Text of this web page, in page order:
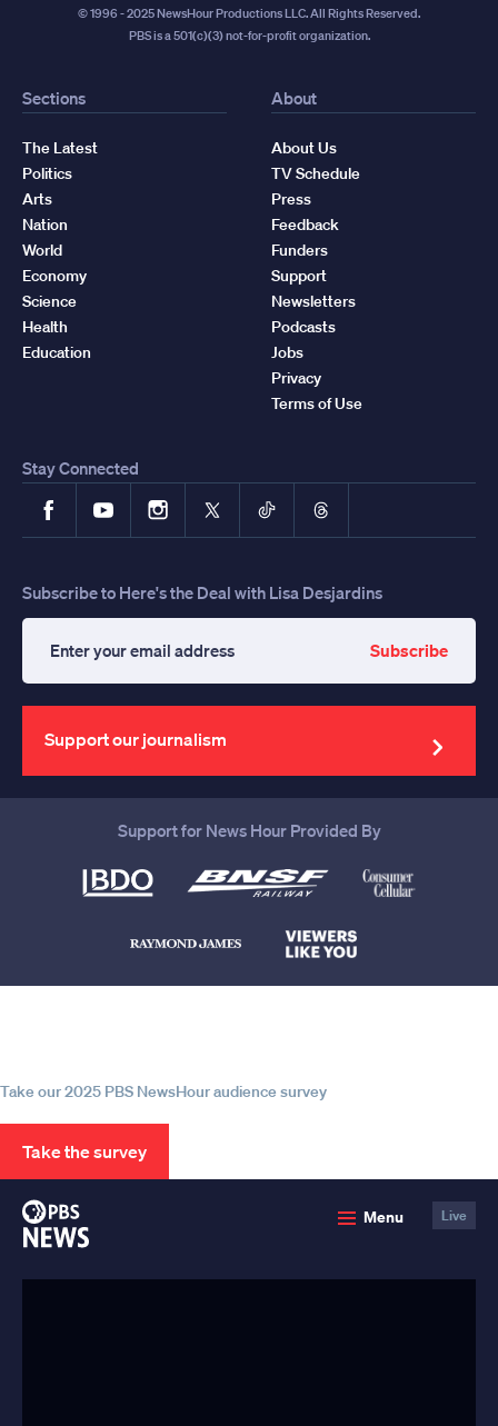
© 1996 - 2025 NewsHour Productions LLC. All Rights Reserved.
PBS is a 501(c)(3) not-for-profit organization.
Sections
The Latest
Politics
Arts
Nation
World
Economy
Science
Health
Education
About
About Us
TV Schedule
Press
Feedback
Funders
Support
Newsletters
Podcasts
Jobs
Privacy
Terms of Use
Stay Connected
FacebookYouTubeInstagram
X TikTokThreads
Subscribe to Here's the Deal with Lisa Desjardins
your
email
address
Subscribe
Support our journalism
Support for News Hour Provided By
Take our 2025 PBS NewsHour audience survey
Take the survey
Menu Live